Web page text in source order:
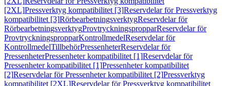
[2XL]Pressverktyg kompatibilitet [3]Reservdelar för Pressverktyg
kompatibilitet [3]RörbearbetningsverktygReservdelar för
RörbearbetningsverktygProvtryckningspropparReservdelar för
ProvtryckningspropparKontrollmedelReservdelar för
KontrollmedelTillbehörPressenheterReservdelar för
PressenheterPressenheter kompatibilitet [1]Reservdelar för
Pressenheter kompatibilitet [1]Pressenheter kompatibilitet
[2]Reservdelar för Pressenheter kompatibilitet [2]Pressverktyg
kompatibilitet [2XL]Reservdelar för Pressverktyg kompatibilitet